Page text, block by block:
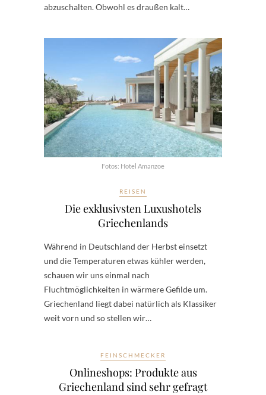
abzuschalten. Obwohl es draußen kalt…
Fotos: Hotel Amanzoe
REISEN
Die exklusivsten Luxushotels
Griechenlands
Während in Deutschland der Herbst einsetzt
und die Temperaturen etwas kühler werden,
schauen wir uns einmal nach
Fluchtmöglichkeiten in wärmere Gefilde um.
Griechenland liegt dabei natürlich als Klassiker
weit vorn und so stellen wir…
FEINSCHMECKER
Onlineshops: Produkte aus
Griechenland sind sehr gefragt